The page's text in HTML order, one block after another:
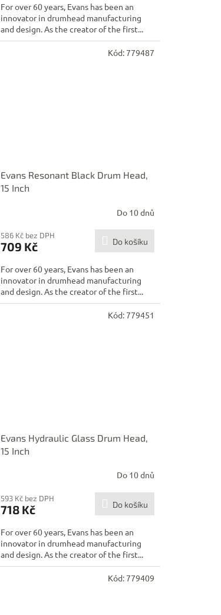
For over 60 years, Evans has been an
innovator in drumhead manufacturing
and design. As the creator of the first...
Evans Resonant Black Drum Head,
15 Inch
Do 10 dnů
586 Kč bez DPH
709 Kč Do košíku
For over 60 years, Evans has been an
innovator in drumhead manufacturing
and design. As the creator of the first...
Kód:779487
Evans Hydraulic Glass Drum Head,
15 Inch
Do 10 dnů
593 Kč bez DPH
718 Kč Do košíku
For over 60 years, Evans has been an
innovator in drumhead manufacturing
and design. As the creator of the first...
Kód:779451
Kód:779409